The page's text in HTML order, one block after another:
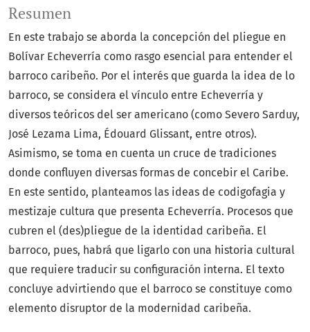
Resumen
En este trabajo se aborda la concepción del pliegue en
Bolívar Echeverría como rasgo esencial para entender el
barroco caribeño. Por el interés que guarda la idea de lo
barroco, se considera el vínculo entre Echeverría y
diversos teóricos del ser americano (como Severo Sarduy,
José Lezama Lima, Édouard Glissant, entre otros).
Asimismo, se toma en cuenta un cruce de tradiciones
donde confluyen diversas formas de concebir el Caribe.
En este sentido, planteamos las ideas de codigofagia y
mestizaje cultura que presenta Echeverría. Procesos que
cubren el (des)pliegue de la identidad caribeña. El
barroco, pues, habrá que ligarlo con una historia cultural
que requiere traducir su configuración interna. El texto
concluye advirtiendo que el barroco se constituye como
elemento disruptor de la modernidad caribeña.